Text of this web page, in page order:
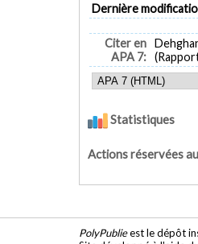
Dernière
Citer en
APA 7:
Statistiques
Actions réservées
PolyPublieest le dépôt